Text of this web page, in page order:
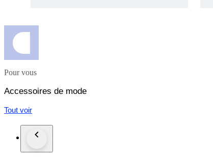
Pour vous
Accessoires de mode
Tout voir